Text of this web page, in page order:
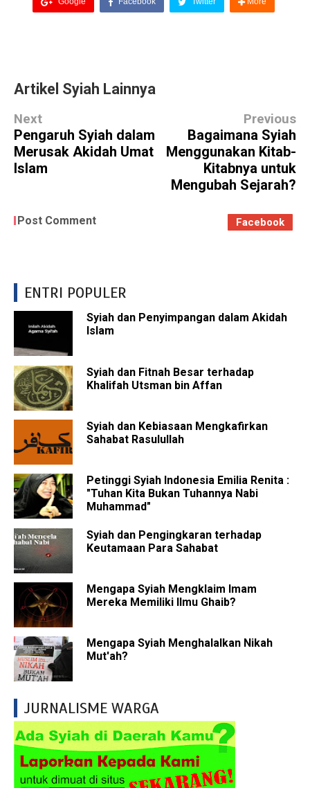
Artikel Syiah Lainnya
Next
Pengaruh Syiah dalam
Merusak Akidah Umat
Islam
Previous
Bagaimana Syiah
Menggunakan Kitab-
Kitabnya untuk
Mengubah Sejarah?
Post Comment Facebook
ENTRI POPULER
Syiah dan Penyimpangan dalam Akidah
Islam
Syiah dan Fitnah Besar terhadap
Khalifah Utsman bin Affan
Syiah dan Kebiasaan Mengkafirkan
Sahabat Rasulullah
Petinggi Syiah Indonesia Emilia Renita :
"Tuhan Kita Bukan Tuhannya Nabi
Muhammad"
Syiah dan Pengingkaran terhadap
Keutamaan Para Sahabat
Mengapa Syiah Mengklaim Imam
Mereka Memiliki Ilmu Ghaib?
Mengapa Syiah Menghalalkan Nikah
Mut'ah?
JURNALISME WARGA